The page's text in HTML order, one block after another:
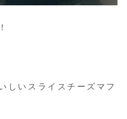
しいスライスチーズマフ